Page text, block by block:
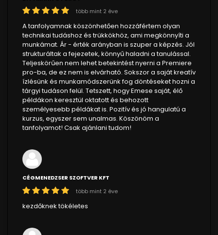
több mint 2 éve
A tanfolyamnak köszönhetően hozzáfértem olyan
technikai tudáshoz és trükkökhöz, ami megkönnyíti a
munkámat. Ár - érték arányban is szuper a képzés. Jól
strukturáltak a fejezetek, könnyű haladni a tanulással.
Teljeskörűen nem lehet betekintést nyerni a Premiere
pro-ba, de ez nem is elvárható. Sokszor a saját kreatív
ízlésünk és munkamódszerünk fog döntéseket hozni a
tárgyi tudáson felül. Tetszett, hogy Emese saját, élő
példákon keresztül oktatott és behozott
személyesebb példákat is. Pozitív és jó hangulatú a
kurzus, egyszer sem unalmas. Köszönöm a
tanfolyamot! Csak ajánlani tudom!
CÉGMENEDZSER SZOFTVER KFT
több mint 2 éve
kezdőknek tökéletes